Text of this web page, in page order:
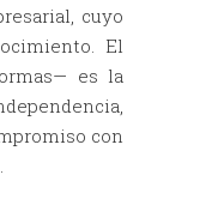
cuyo
El
es la
con